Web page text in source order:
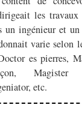
les travaux
un ingénieur et un
varie selon
es pierres,
Magister
etc.